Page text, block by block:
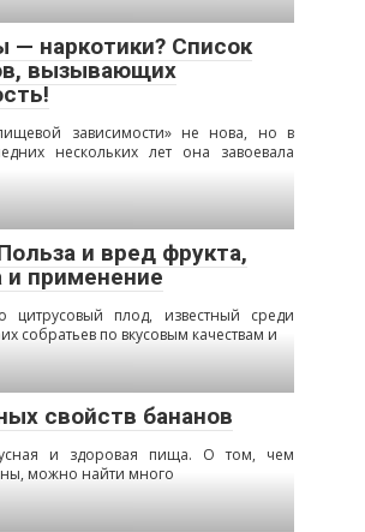
— наркотики? Список
вызывающих
зависимости» не нова, но в
нескольких лет она завоевала
и вред фрукта,
и применение
цитрусовый плод, известный среди
собратьев по вкусовым качествам и
свойств бананов
и здоровая пища. О том, чем
можно найти много